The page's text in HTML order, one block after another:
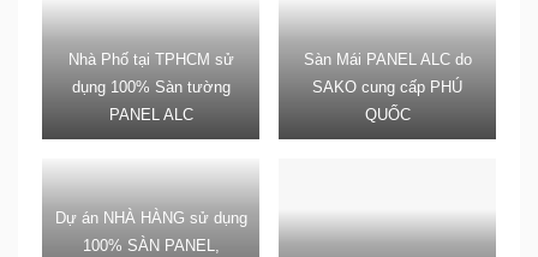
Nhà Phố tại TPHCM sử
dụng 100% Sàn tường
PANEL ALC
Sàn Mái PANEL ALC do
SAKO cung cấp PHÚ
QUỐC
Dự án NHÀ HÀNG sử dụng
100% SÀN PANEL,